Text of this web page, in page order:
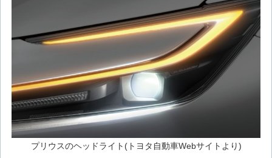
プリウスのヘッドライト(トヨタ自動車Webサイトより)